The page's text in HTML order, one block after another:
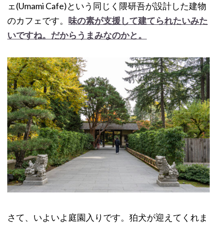
ェ(Umami Cafe)という同じく隈研吾が設計した建物
のカフェです。 味の素が支援して建てられたいみた
いですね。だからうまみなのかと。
さて、いよいよ庭園入りです。狛犬が迎えてくれま